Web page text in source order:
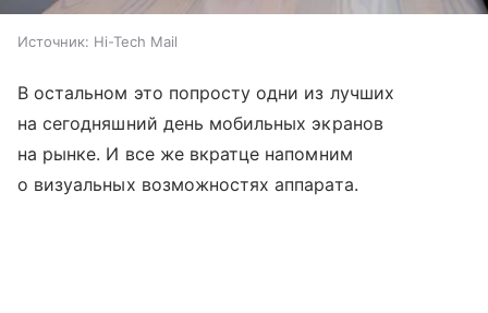
Источник: Hi-Tech Mail
В остальном это попросту одни из лучших
на сегодняшний день мобильных экранов
на рынке. И все же вкратце напомним
о визуальных возможностях аппарата.